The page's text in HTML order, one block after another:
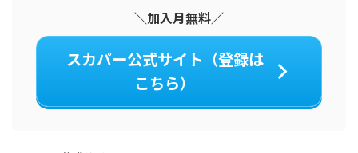
＼加入月無料／
スカパー公式サイト（登録は
こちら）